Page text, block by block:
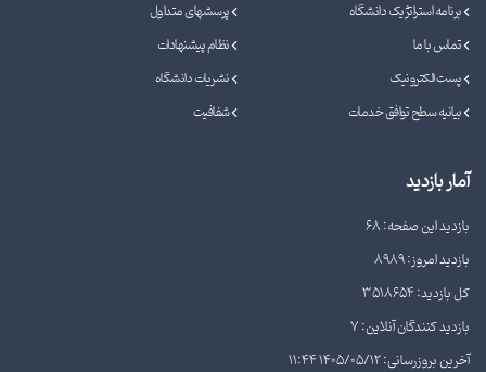
برنامه استراتژیک دانشگاه
پرسشهای متداول
تماس با ما
نظام پیشنهادات
پست الکترونیک
نشریات دانشگاه
بیانیه سطح توافق خدمات
شفافیت
آمار بازدید
بازدید این صفحه: 68
بازدید امروز: 8989
کل بازدید: 3518654
بازدید کنندگان آنلاین: 7
آخرین بروزرسانی: 1405/05/12 11:44